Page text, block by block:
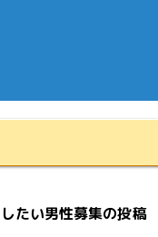
たい男性募集の投稿